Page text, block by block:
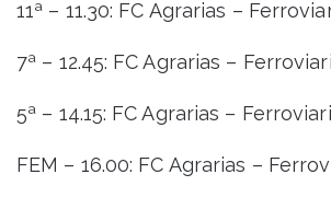
11ª – 11.30: FC Agrarias –
7ª – 12.45: FC Agrarias –
5ª – 14.15: FC Agrarias –
FEM – 16.00: FC Agrarias –